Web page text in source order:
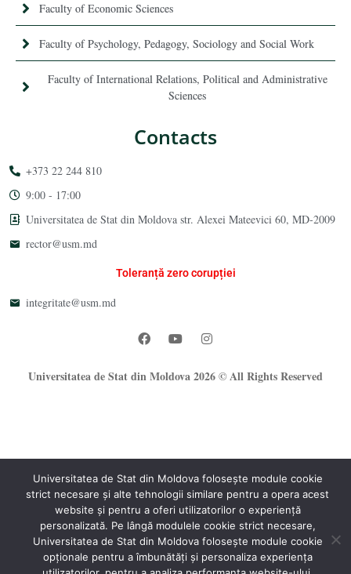
Faculty of Economic Sciences
Faculty of Psychology, Pedagogy, Sociology and Social Work
Faculty of International Relations, Political and Administrative
Sciences
Contacts
+373 22 244 810
9:00 - 17:00
Universitatea de Stat din Moldova str. Alexei Mateevici 60, MD-2009
rector@usm.md
Toleranță zero corupției
integritate@usm.md
Universitatea de Stat din Moldova 2026 © All Rights Reserved
Oficiul Programare Web al USM®
Universitatea de Stat din Moldova folosește module cookie
strict necesare și alte tehnologii similare pentru a opera acest
website și pentru a oferi utilizatorilor o experiență
personalizată. Pe lângă modulele cookie strict necesare,
Universitatea de Stat din Moldova folosește module cookie
opționale pentru a îmbunătăți și personaliza experiența